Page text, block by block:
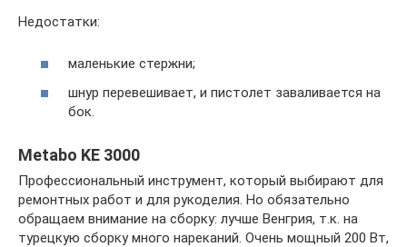
Недостатки:
маленькие стержни;
шнур перевешивает, и пистолет заваливается на
бок.
Metabo KE 3000
Профессиональный инструмент, который выбирают для
ремонтных работ и для рукоделия. Но обязательно
обращаем внимание на сборку: лучше Венгрия, т.к. на
турецкую сборку много нареканий. Очень мощный 200 Вт,